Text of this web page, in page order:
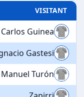
VISITANT
Carlos Guinea
Gastesi
Manuel Turón